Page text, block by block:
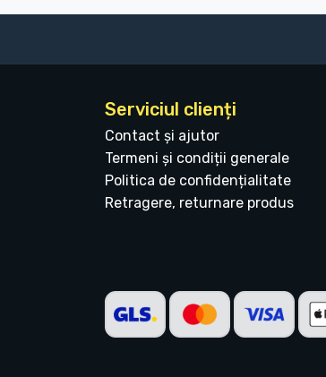
Serviciul clienți
Contact și ajutor
Termeni și condiții generale
Politica de confidențialitate
Retragere, returnare produs